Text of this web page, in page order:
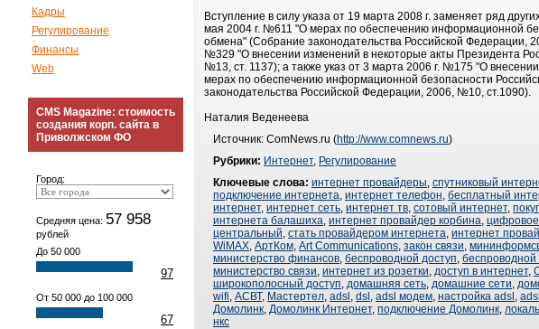
Кадры
Регулирование
Финансы
Web
CMS Magazine: стоимость
создания корп. сайта в
Приволжском ФО
Город:
Средняя цена: 57 958
рублей
До 50 000
97
От 50 000 до 100 000
67
Вступление в силу указа от 19 марта 2008 г. заменяет ряд
мая 2004 г. №611 "О мерах по обеспечению информационной
обмена" (Собрание законодательства Российской Федерации,
№329 "О внесении изменений в некоторые акты Президента
№13, ст. 1137); а также указ от 3 марта 2006 г. №175 "О
мерах по обеспечению информационной безопасности
законодательства Российской Федерации, 2006, №10, ст.1090).
Наталия Веденеева
Источник: ComNews.ru (http://www.comnews.ru)
Рубрики: Интернет, Регулирование
Ключевые слова: интернет провайдеры, спутниковый
подключение интернета, интернет телефон, бесплатный
интернет, интернет сеть, интернет тв, сотовый интернет,
интернета балашиха, интернет провайдер корбина,
центральный, стать провайдером интернета, интернет
WiMAX, АртКом, Art Communications, закон связи,
министерство финансов, беспроводной доступ, беспроводной
министерство связи, интернет из розетки, доступ в интернет,
широкополосный доступ, домашняя сеть, домашние сети,
wifi, АСВТ, Мастертел, adsl , dsl , adsl модем, настройка adsl ,
Домолинк, Домолинк Интернет, подключение Домолинк,
нкс